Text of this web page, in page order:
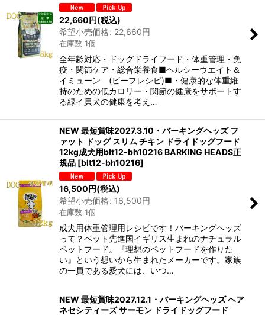
22,660円(税込)
希望小売価格: 22,660円
在庫数 1個
全年齢対応・ドッグドライフード・体重管理・免
疫・関節ケア・総合栄養食■ヘルシーウエイト＆
イミューン (ビーフレシピ)■・健康的な体重維
持のための低カロリー・関節の健康をサポートす
る緑イ貝犬の健康を考え…
NEW 最短賞味2027.3.10・バーキングヘッズ フ
ァット ドッグ スリム チキン ドライドッグフード
12kg成犬用blt12-bh10216 BARKING HEADS正
規品 [blt12-bh10216]
16,500円(税込)
希望小売価格: 16,500円
在庫数 1個
成犬用体重管理用レシピです！バーキングヘッズ
って？ペット先進国イギリス生まれのナチュラル
ペットフード。『理想のペットフードを作りた
い』という想いから生まれたメーカーです。家族
の一員である愛犬には、いつ…
NEW 最短賞味2027.12.1・バーキングヘッズ ヘア
ネセシティーズ サーモン ドライドッグフード